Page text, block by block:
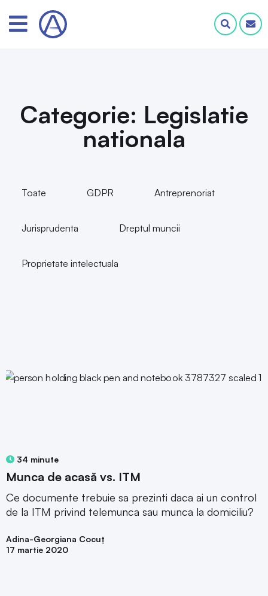
Categorie: Legislatie
nationala
Toate GDPR Antreprenoriat
Jurisprudenta Dreptul muncii
Proprietate intelectuala
34 minute
Munca de acasă vs. ITM
Ce documente trebuie sa prezinti daca ai un control
de la ITM privind telemunca sau munca la domiciliu?
Adina-Georgiana Cocuț
17 martie 2020